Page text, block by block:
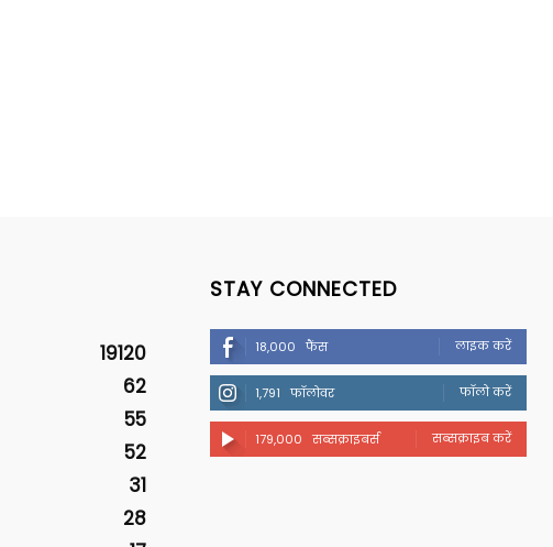
19120
62
55
52
31
28
STAY CONNECTED
18,000 फैंस लाइक करें
1,791 फॉलोवर फॉलो करें
179,000 सब्सक्राइबर्स सब्सक्राइब करें